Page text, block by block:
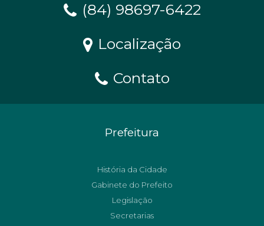
(84) 98697-6422
Localização
Contato
Prefeitura
História da Cidade
Gabinete do Prefeito
Legislação
Secretarias